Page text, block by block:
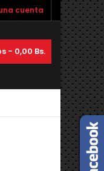
cuenta
- 0,00 Bs.